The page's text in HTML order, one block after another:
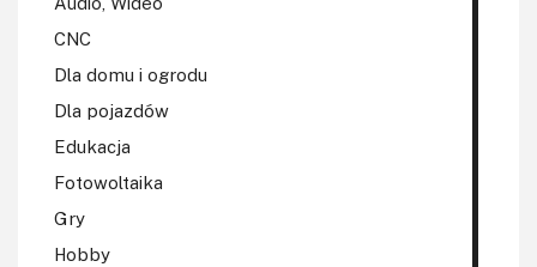
CNC
Dla domu i ogrodu
Dla pojazdów
Edukacja
Fotowoltaika
Gry
Hobby